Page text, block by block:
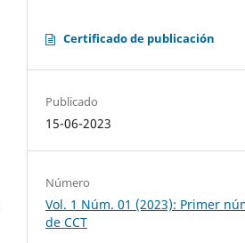
Certificado de publicación
Publicado
15-06-2023
Número
Vol. 1 Núm. 01 (2023): Primer
de CCT